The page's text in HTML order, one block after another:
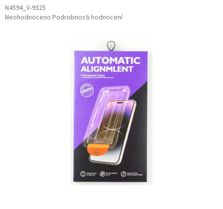
N4594_V-9325
Průměrné
Neohodnoceno Podrobnosti hodnocení